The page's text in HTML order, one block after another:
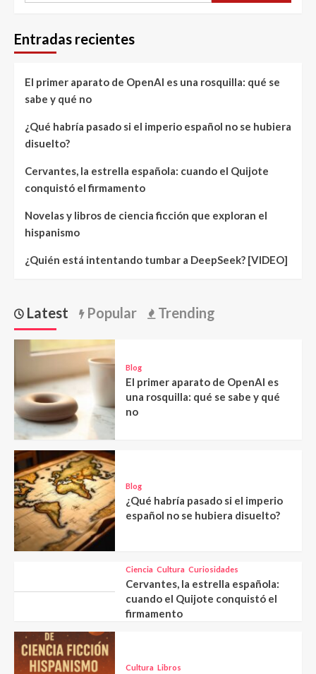
Entradas recientes
El primer aparato de OpenAI es una rosquilla: qué se
sabe y qué no
¿Qué habría pasado si el imperio español no se hubiera
disuelto?
Cervantes, la estrella española: cuando el Quijote
conquistó el firmamento
Novelas y libros de ciencia ficción que exploran el
hispanismo
¿Quién está intentando tumbar a DeepSeek? [VIDEO]
Latest Popular Trending
Blog
El primer aparato de OpenAI es
una rosquilla: qué se sabe y qué
no
Blog
¿Qué habría pasado si el imperio
español no se hubiera disuelto?
Ciencia Cultura Curiosidades
Cervantes, la estrella española:
cuando el Quijote conquistó el
firmamento
Cultura Libros